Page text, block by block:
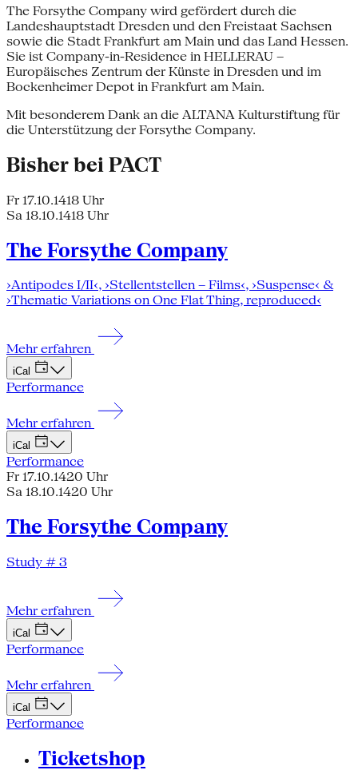
The Forsythe Company wird gefördert durch die
Landeshauptstadt Dresden und den Freistaat Sachsen
sowie die Stadt Frankfurt am Main und das Land Hessen.
Sie ist Company-in-Residence in HELLERAU –
Europäisches Zentrum der Künste in Dresden und im
Bockenheimer Depot in Frankfurt am Main.
Mit besonderem Dank an die ALTANA Kulturstiftung für
die Unterstützung der Forsythe Company.
Bisher bei PACT
Fr 17.10.1418 Uhr
Sa 18.10.1418 Uhr
The Forsythe Company
›Antipodes I/II‹, ›Stellentstellen – Films‹, ›Suspense‹ &
›Thematic Variations on One Flat Thing, reproduced‹
Mehr erfahren
iCal
Performance
Mehr erfahren
iCal
Performance
Fr 17.10.1420 Uhr
Sa 18.10.1420 Uhr
The Forsythe Company
Study # 3
Mehr erfahren
iCal
Performance
Mehr erfahren
iCal
Performance
Ticketshop